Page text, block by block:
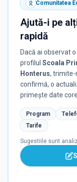
Comunitatea
Ajută-i pe
rapidă
Dacă ai observat
profilul Scoala
Honterus, trimite-
confirmă, o
primește date
Program
Tarife
Sugestiile sunt